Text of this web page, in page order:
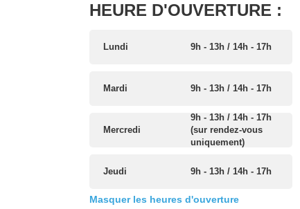
HEURE D'OUVERTURE :
Lundi 9h - 13h / 14h - 17h
Mardi 9h - 13h / 14h - 17h
Mercredi
9h - 13h / 14h - 17h
(sur rendez-vous
uniquement)
Jeudi 9h - 13h / 14h - 17h
Masquer les heures d'ouverture